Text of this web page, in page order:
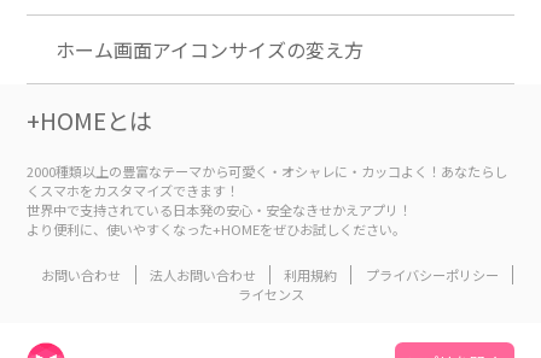
ホーム画面アイコンサイズの変え方
+HOMEとは
2000種類以上の豊富なテーマから可愛く・オシャレに・カッコよく！あなたらし
くスマホをカスタマイズできます！
世界中で支持されている日本発の安心・安全なきせかえアプリ！
より便利に、使いやすくなった+HOMEをぜひお試しください。
お問い合わせ 法人お問い合わせ 利用規約
プライバシーポリシー
ライセンス